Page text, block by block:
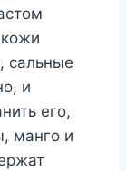
сальные
и
его,
манго и